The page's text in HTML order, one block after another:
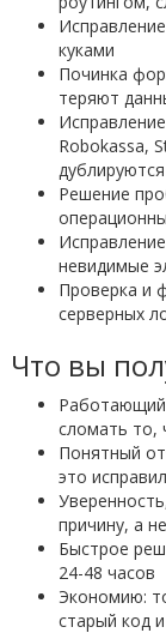
куками
Починка
теряют
Robokassa,
дублируются
Решение
невидимые
Проверка и
серверных
Что вы
Работающий
сломать то,
Понятный
это
причину, а
Быстрое
24-48 часов
Экономию:
старый код